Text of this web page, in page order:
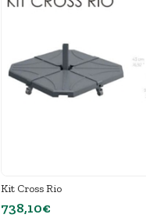
Kit Cross Rio
738,10€